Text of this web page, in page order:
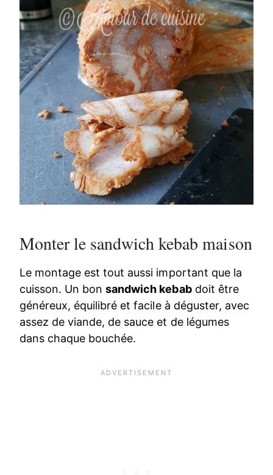
Monter le sandwich kebab maison
Le montage est tout aussi important que la
cuisson. Un bonsandwich kebabdoit être
généreux, équilibré et facile à déguster, avec
assez de viande, de sauce et de légumes
dans chaque bouchée.